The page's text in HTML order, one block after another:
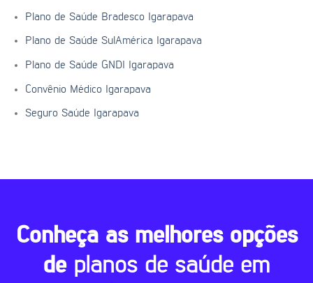
Plano de Saúde Bradesco Igarapava
Plano de Saúde SulAmérica Igarapava
Plano de Saúde GNDI Igarapava
Convênio Médico Igarapava
Seguro Saúde Igarapava
Conheça as melhores opções
de planos de saúde em